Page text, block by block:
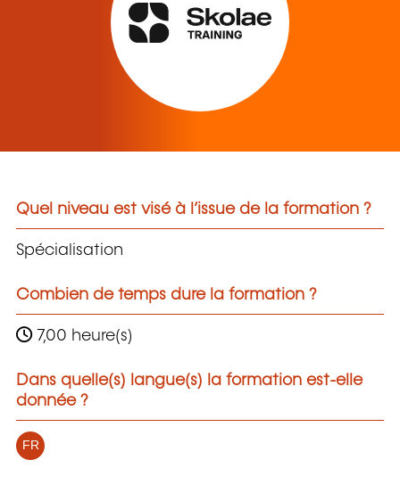
Quel niveau est visé à l’issue de la formation ?
Spécialisation
Combien de temps dure la formation ?
7,00 heure(s)
Dans quelle(s) langue(s) la formation est-elle
donnée ?
FR